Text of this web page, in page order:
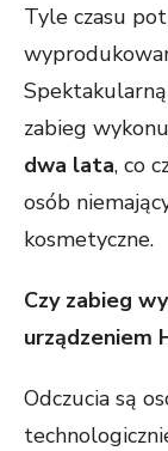
Tyle czasu
zabieg
dwa lata, co
osób
kosmetyczne.
Czy zabieg
urządzeniem
Odczucia są